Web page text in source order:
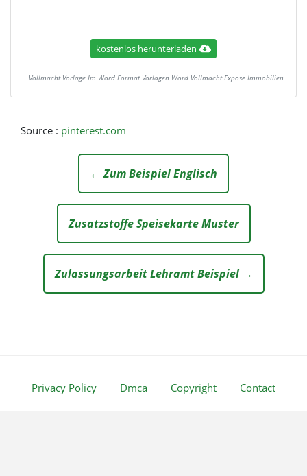
kostenlos herunterladen
Vollmacht Vorlage Im Word Format Vorlagen Word Vollmacht Expose Immobilien
Source : pinterest.com
← Zum Beispiel Englisch
Zusatzstoffe Speisekarte Muster
Zulassungsarbeit Lehramt Beispiel →
Privacy Policy Dmca Copyright Contact